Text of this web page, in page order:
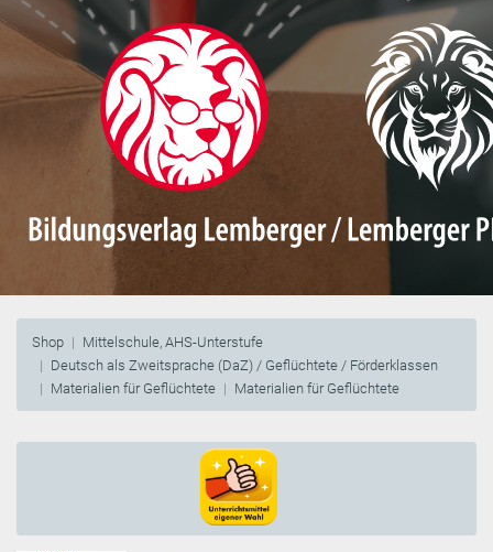
Shop
Mittelschule, AHS-Unterstufe
Deutsch als Zweitsprache (DaZ) / Geflüchtete / Förderklassen
Materialien für Geflüchtete
Materialien für Geflüchtete